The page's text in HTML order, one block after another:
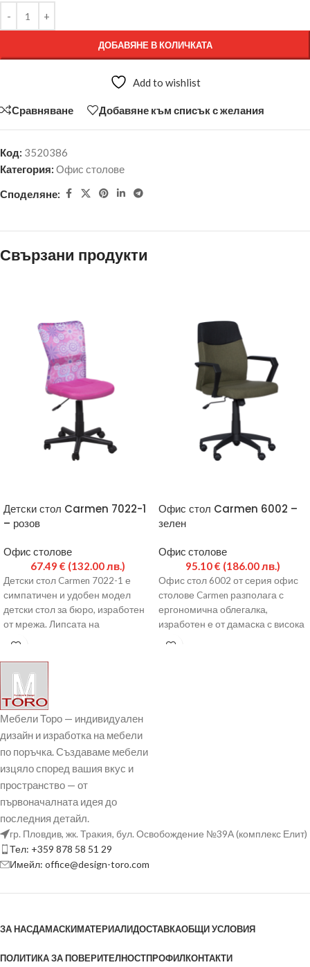
ДОБАВЯНЕ В КОЛИЧКАТА
Add to wishlist
Сравняване Добавяне към списък с желания
Код: 3520386
Категория: Офис столове
Споделяне:
Свързани продукти
Детски стол Carmen 7022-1
– розов
Офис столове
67.49 € (132.00 лв.)
Детски стол Carmen 7022-1 е
симпатичен и удобен модел
детски стол за бюро, изработен
от мрежа. Липсата на
подлакътници го
Офис стол Carmen 6002 –
зелен
Офис столове
95.10€ (186.00 лв.)
Офис стол 6002 от серия офис
столове Carmen разполага с
ергономична облегалка,
изработен е от дамаска с висока
степен на
Мебели Торо — индивидуален
дизайн и изработка на мебели
по поръчка. Създаваме мебели
изцяло според вашия вкус и
пространство — от
първоначалната идея до
последния детайл.
гр. Пловдив, жк. Тракия, бул. Освобождение №39А (комплекс Елит)
Тел: +359 878 58 51 29
Имейл: office@design-toro.com
ЗА НАСДАМАСКИМАТЕРИАЛИДОСТАВКАОБЩИ УСЛОВИЯ
ПОЛИТИКА ЗА ПОВЕРИТЕЛНОСТПРОФИЛКОНТАКТИ